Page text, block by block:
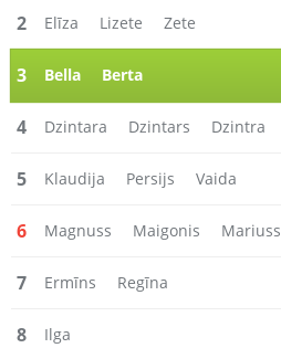
2 Elīza Lizete Zete
3 Bella Berta
4 Dzintara Dzintars Dzintra
5 Klaudija Persijs Vaida
6 Magnuss Maigonis Mariuss
7 Ermīns Regīna
8 Ilga